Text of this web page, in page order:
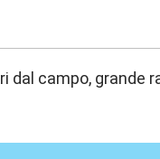
dal campo, grande